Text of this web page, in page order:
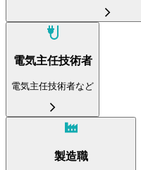
電気主任技術者
電気主任技術者など
製造職